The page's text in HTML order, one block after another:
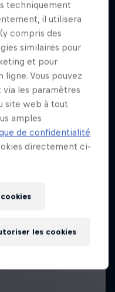
techniquement
il utilisera
compris des
similaires pour
et pour
Vous pouvez
les paramètres
site web à tout
amples
de confidentialité
directement ci-
les cookies